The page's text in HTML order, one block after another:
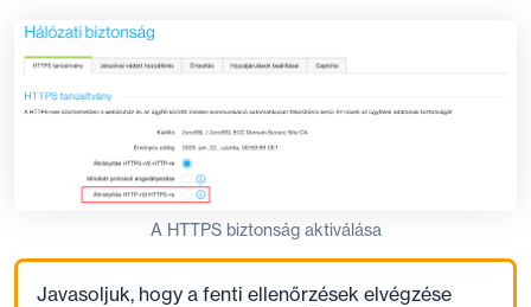
A HTTPS biztonság aktiválása
Javasoljuk, hogy a fenti ellenőrzések elvégzése